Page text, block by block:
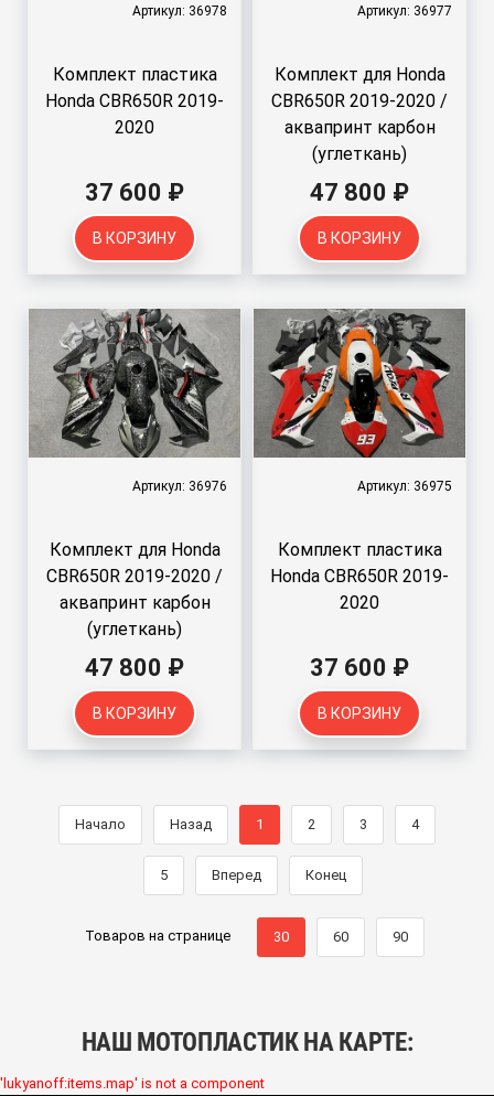
Артикул: 36978
Комплект пластика
Honda CBR650R 2019-
2020
37 600 ₽
В КОРЗИНУ
Артикул: 36977
Комплект для Honda
CBR650R 2019-2020 /
аквапринт карбон
(углеткань)
47 800 ₽
В КОРЗИНУ
Артикул: 36976
Комплект для Honda
CBR650R 2019-2020 /
аквапринт карбон
(углеткань)
47 800 ₽
В КОРЗИНУ
Артикул: 36975
Комплект пластика
Honda CBR650R 2019-
2020
37 600 ₽
В КОРЗИНУ
Начало Назад 1 2 3 4
5 Вперед Конец
Товаров на странице 30 60 90
НАШ МОТОПЛАСТИК НА КАРТЕ:
'lukyanoff:items.map' is not a component